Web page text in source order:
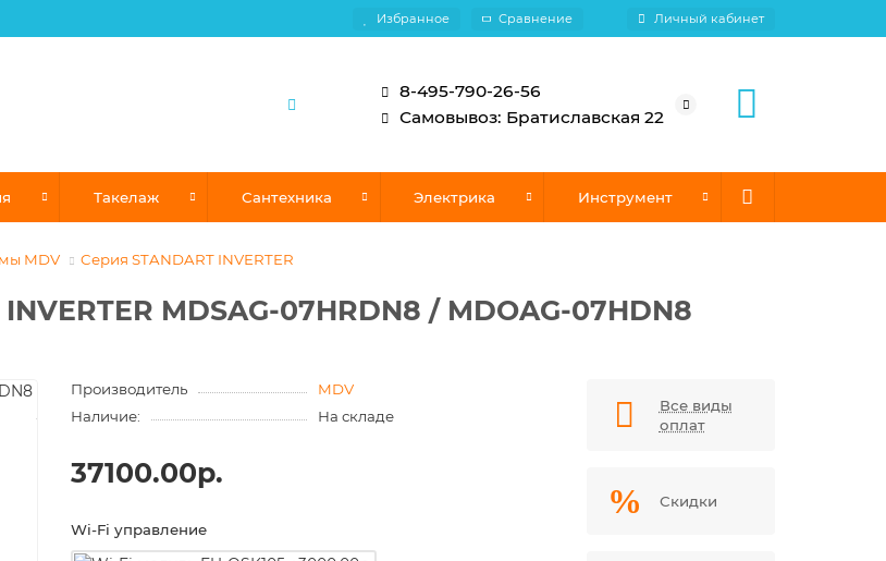
Избранное Сравнение Личный кабинет
8-495-790-26-56
Самовывоз: Братиславская 22
Такелаж Сантехника Электрика Инструмент
MDV Cерия STANDART INVERTER
MDSAG-07HRDN8 / MDOAG-07HDN8
Производитель
MDV
Наличие:
На складе
37100.00р.
Wi-Fi управление
Все виды
оплат
Скидки